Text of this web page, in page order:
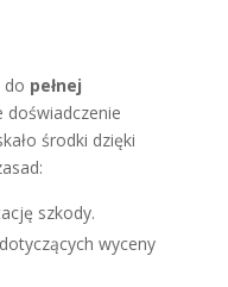
do pełnej
środki dzięki
szkody.
wyceny